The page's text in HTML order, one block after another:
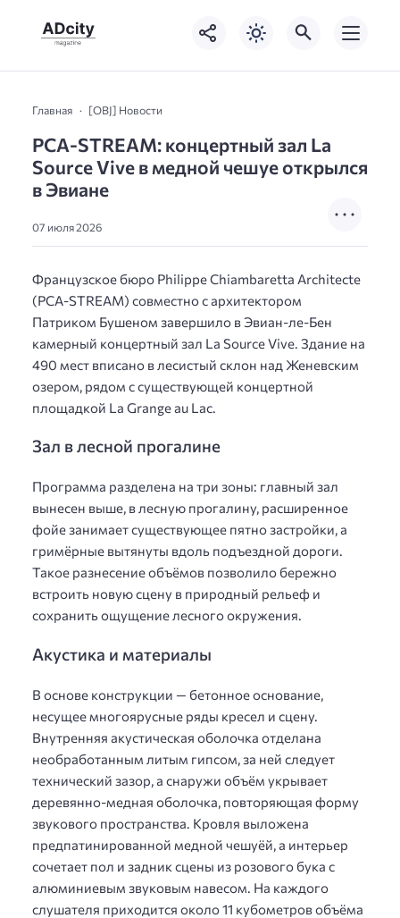
Главная [OBJ] Новости
PCA-STREAM: концертный зал La
Source Vive в медной чешуе открылся
в Эвиане
07 июля 2026
Французское бюро Philippe Chiambaretta Architecte
(PCA-STREAM) совместно с архитектором
Патриком Бушеном завершило в Эвиан-ле-Бен
камерный концертный зал La Source Vive. Здание на
490 мест вписано в лесистый склон над Женевским
озером, рядом с существующей концертной
площадкой La Grange au Lac.
Зал в лесной прогалине
Программа разделена на три зоны: главный зал
вынесен выше, в лесную прогалину, расширенное
фойе занимает существующее пятно застройки, а
гримёрные вытянуты вдоль подъездной дороги.
Такое разнесение объёмов позволило бережно
встроить новую сцену в природный рельеф и
сохранить ощущение лесного окружения.
Акустика и материалы
В основе конструкции — бетонное основание,
несущее многоярусные ряды кресел и сцену.
Внутренняя акустическая оболочка отделана
необработанным литым гипсом, за ней следует
технический зазор, а снаружи объём укрывает
деревянно-медная оболочка, повторяющая форму
звукового пространства. Кровля выложена
предпатинированной медной чешуёй, а интерьер
сочетает пол и задник сцены из розового бука с
алюминиевым звуковым навесом. На каждого
слушателя приходится около 11 кубометров объёма